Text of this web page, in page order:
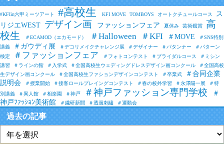
#KFIin六甲ミーツアート #高校生 KFI MOVE TOMBOYS オートクチュールコース
ス
リジエWEST デザイン画 ファッションフェア 夏休み 芸術鑑賞
高
校生
＃ECAMOD（エカモード） ＃Halloween ＃KFI ＃MOVE
＃SNS特別
講義
＃ガウディ展 ＃デコリメイクチャレンジ展 ＃デザイナー ＃パタンナー
＃パターン
検定
＃ファッションフェア ＃フォトコンテスト ＃ブライダルコース
＃ミシン
講習
＃ラインの館 ＃入学式 ＃全国高校生ウェディングドレスデザイン画コンクール
＃全国高校
生デザイン画コンクール
＃全国高校生ファションデザインコンテスト ＃卒業式
＃合同企業
説明会
＃授業開始 ＃接客ロールプレイングコンテスト ＃春の校外学習 ＃永澤陽一展
＃特
別講義
＃異人館 ＃相楽園 ＃神戸 ＃神戸ファッション専門学校
＃
神戸ﾌｧｯｼｮﾝ美術館
＃繊研新聞 ＃透過刺繡 ＃運動会
過去の記事